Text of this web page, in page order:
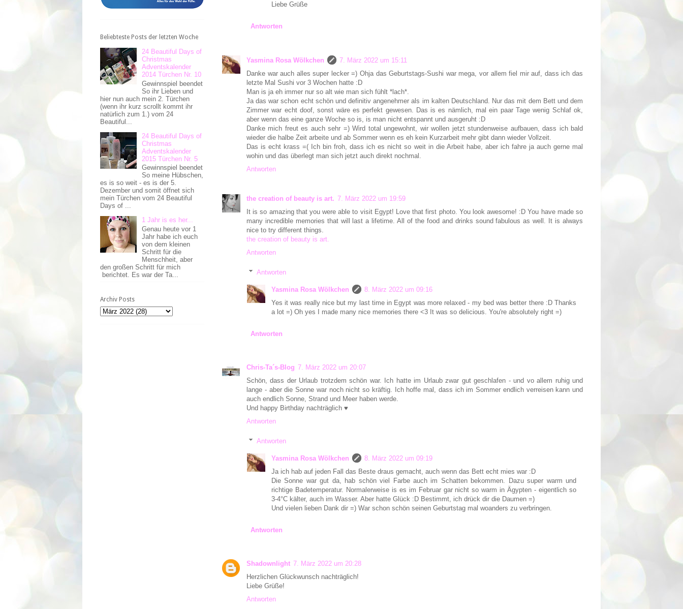
Liebe Grüße
Antworten
Yasmina Rosa Wölkchen
7. März 2022 um 15:11
Danke war auch alles super lecker =) Ohja das Geburtstags-Sushi war mega, vor allem fiel mir auf, dass ich das
letzte Mal Sushi vor 3 Wochen hatte :D
Man is ja eh immer nur so alt wie man sich fühlt *lach*.
Ja das war schon echt schön und definitiv angenehmer als im kalten Deutschland. Nur das mit dem Bett und dem
Zimmer war echt doof, sonst wäre es perfekt gewesen. Das is es nämlich, mal ein paar Tage wenig Schlaf ok,
aber wenn das eine ganze Woche so is, is man nicht entspannt und ausgeruht :D
Danke mich freut es auch sehr =) Wird total ungewohnt, wir wollen jetzt stundenweise aufbauen, dass ich bald
wieder die halbe Zeit arbeite und ab Sommer wenn es eh kein Kurzarbeit mehr gibt dann wieder Vollzeit.
Das is echt krass =( Ich bin froh, dass ich es nicht so weit in die Arbeit habe, aber ich fahre ja auch gerne mal
wohin und das überlegt man sich jetzt auch direkt nochmal.
Antworten
the creation of beauty is art. 7. März 2022 um 19:59
It is so amazing that you were able to visit Egypt! Love that first photo. You look awesome! :D You have made so
many incredible memories that will last a lifetime. All of the food and drinks sound fabulous as well. It is always
nice to try different things.
the creation of beauty is art.
Antworten
Antworten
Yasmina Rosa Wölkchen
8. März 2022 um 09:16
Yes it was really nice but my last time in Egypt was more relaxed - my bed was better there :D Thanks
a lot =) Oh yes I made many nice memories there <3 It was so delicious. You're absolutely right =)
Antworten
Chris-Ta´s-Blog 7. März 2022 um 20:07
Schön, dass der Urlaub trotzdem schön war. Ich hatte im Urlaub zwar gut geschlafen - und vo allem ruhig und
lange - aber die Sonne war noch nicht so kräftig. Ich hoffe mal, dass ich im Sommer endlich verreisen kann und
auch endlich Sonne, Strand und Meer haben werde.
Und happy Birthday nachträglich ♥
Antworten
Antworten
Yasmina Rosa Wölkchen
8. März 2022 um 09:19
Ja ich hab auf jeden Fall das Beste draus gemacht, auch wenn das Bett echt mies war :D
Die Sonne war gut da, hab schön viel Farbe auch im Schatten bekommen. Dazu super warm und
richtige Badetemperatur. Normalerweise is es im Februar gar nicht so warm in Ägypten - eigentlich so
3-4°C kälter, auch im Wasser. Aber hatte Glück :D Bestimmt, ich drück dir die Daumen =)
Und vielen lieben Dank dir =) War schon schön seinen Geburtstag mal woanders zu verbringen.
Antworten
Shadownlight 7. März 2022 um 20:28
Herzlichen Glückwunsch nachträglich!
Liebe Grüße!
Antworten
Beliebteste Posts der letzten Woche
24 Beautiful Days of
Christmas
Adventskalender
2014 Türchen Nr. 10
Gewinnspiel beendet
So ihr Lieben und
hier nun auch mein 2. Türchen
(wenn ihr kurz scrollt kommt ihr
natürlich zum 1.) vom 24
Beautiful...
24 Beautiful Days of
Christmas
Adventskalender
2015 Türchen Nr. 5
Gewinnspiel beendet
So meine Hübschen,
es is so weit - es is der 5.
Dezember und somit öffnet sich
mein Türchen vom 24 Beautiful
Days of ...
1 Jahr is es her...
Genau heute vor 1
Jahr habe ich euch
von dem kleinen
Schritt für die
Menschheit, aber
den großen Schritt für mich
berichtet. Es war der Ta...
Archiv Posts